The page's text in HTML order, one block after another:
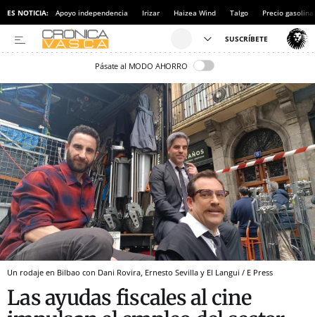
ES NOTICIA: Apoyo independencia Irizar Haizea Wind Talgo Precio gasolina
Pásate al MODO AHORRO
Un rodaje en Bilbao con Dani Rovira, Ernesto Sevilla y El Langui / E Press
Las ayudas fiscales al cine